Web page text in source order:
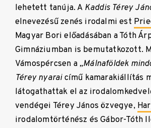
lehetett tanúja. A Kaddis Térey
elnevezésű zenés irodalmi est
Magyar Bori előadásában a Tóth
Gimnáziumban is bemutatkozott.
Vámospércsen a „Málnaföldek
Térey nyaraicímű kamarakiállítás
látogathattak el az
vendégei Térey János özvegye,
irodalomtörténész és Gábor-Tóth